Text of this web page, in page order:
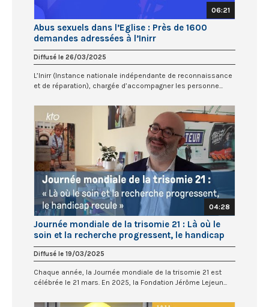
06:21
Abus sexuels dans l’Eglise : Près de 1600
demandes adressées à l’Inirr
Diffusé le 26/03/2025
L’Inirr (Instance nationale indépendante de reconnaissance
et de réparation), chargée d’accompagner les personne...
04:28
Journée mondiale de la trisomie 21 : Là où le
soin et la recherche progressent, le handicap
recule
Diffusé le 19/03/2025
Chaque année, la Journée mondiale de la trisomie 21 est
célébrée le 21 mars. En 2025, la Fondation Jérôme Lejeun...